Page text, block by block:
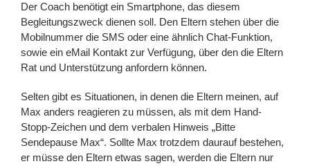
Der Coach benötigt ein Smartphone, das diesem
Begleitungszweck dienen soll. Den Eltern stehen über die
Mobilnummer die SMS oder eine ähnlich Chat-Funktion,
sowie ein eMail Kontakt zur Verfügung, über den die Eltern
Rat und Unterstützung anfordern können.
Selten gibt es Situationen, in denen die Eltern meinen, auf
Max anders reagieren zu müssen, als mit dem Hand-
Stopp-Zeichen und dem verbalen Hinweis „Bitte
Sendepause Max“. Sollte Max trotzdem daurauf bestehen,
er müsse den Eltern etwas sagen, werden die Eltern nur